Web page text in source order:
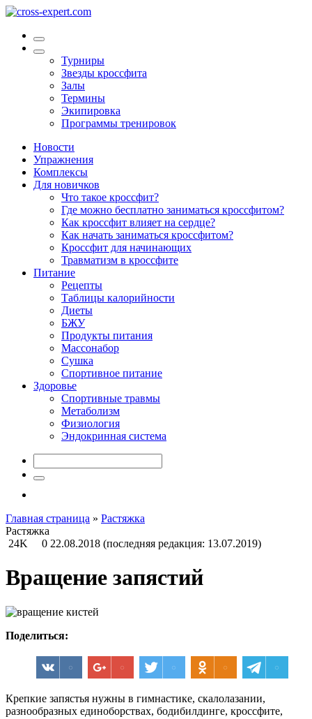
Турниры
Звезды кроссфита
Залы
Термины
Экипировка
Программы тренировок
Новости
Упражнения
Комплексы
Для новичков
Что такое кроссфит?
Где можно бесплатно заниматься кроссфитом?
Как кроссфит влияет на сердце?
Как начать заниматься кроссфитом?
Кроссфит для начинающих
Травматизм в кроссфите
Питание
Рецепты
Таблицы калорийности
Диеты
БЖУ
Продукты питания
Массонабор
Сушка
Спортивное питание
Здоровье
Спортивные травмы
Метаболизм
Физиология
Эндокринная система
Главная страница » Растяжка
Растяжка
24K
0 22.08.2018 (последняя редакция: 13.07.2019)
Вращение запястий
Поделиться:
Крепкие запястья нужны в гимнастике, скалолазании,
разнообразных единоборствах, бодибилдинге, кроссфите,